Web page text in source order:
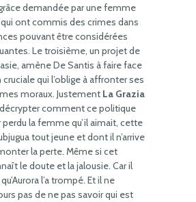
demandée par une femme
ont commis des crimes dans
pouvant être considérées
Le troisième, un projet de
amène De Santis à faire face
qui l’oblige à affronter ses
moraux. Justement La Grazia
comment ce politique
perdu la femme qu’il aimait, cette
tout jeune et dont il n’arrive
la perte. Même si cet
le doute et la jalousie. Car il
l’a trompé. Et il ne
pas de ne pas savoir qui est